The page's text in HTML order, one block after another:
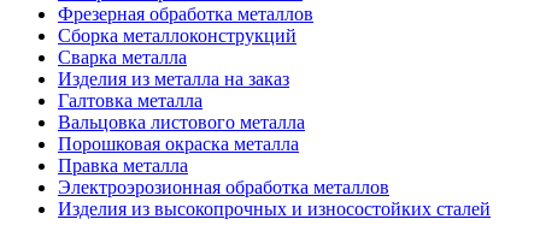
Фрезерная обработка металлов
Сборка металлоконструкций
Сварка металла
Изделия из металла на заказ
Галтовка металла
Вальцовка листового металла
Порошковая окраска металла
Правка металла
Электроэрозионная обработка металлов
Изделия из высокопрочных и износостойких сталей